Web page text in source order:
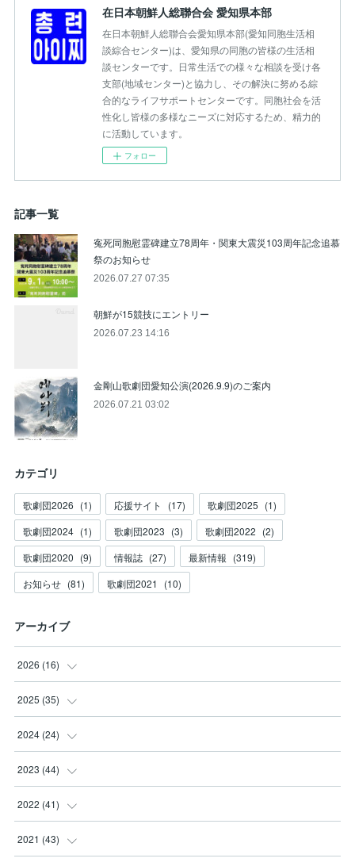
在日本朝鮮人総聯合会 愛知県本部
在日本朝鮮人総聯合会愛知県本部(愛知同胞生活相
談綜合センター)は、愛知県の同胞の皆様の生活相
談センターです。日常生活での様々な相談を受け各
支部(地域センター)と協力し、その解決に努める綜
合的なライフサポートセンターです。同胞社会を活
性化し皆様の多様なニーズに対応するため、精力的
に活動しています。
フォロー
記事一覧
寃死同胞慰霊碑建立78周年・関東大震災103周年記念追慕
祭のお知らせ
2026.07.27 07:35
朝鮮が15競技にエントリー
2026.07.23 14:16
金剛山歌劇団愛知公演(2026.9.9)のご案内
2026.07.21 03:02
カテゴリ
歌劇団2026 (1) 応援サイト (17) 歌劇団2025 (1)
歌劇団2024 (1) 歌劇団2023 (3) 歌劇団2022 (2)
歌劇団2020 (9) 情報誌 (27) 最新情報 (319)
お知らせ (81) 歌劇団2021 (10)
アーカイブ
2026 (16)
(3
(2
(2
(3
2025 (35)
(3
(2
(8
(8
2024 (24)
(3
(3
(2
2023 (44)
(3
(3
2022 (41)
(1
2021 (43)